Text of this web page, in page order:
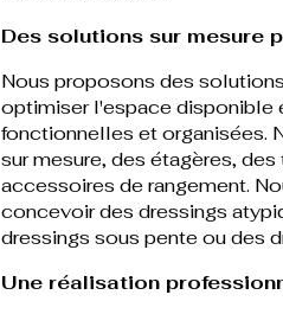
Des solutions sur mesure
Nous proposons des
optimiser l'espace disponible
fonctionnelles et organisées.
sur mesure, des étagères,
accessoires de rangement.
concevoir des dressings
dressings sous pente ou des
Une réalisation